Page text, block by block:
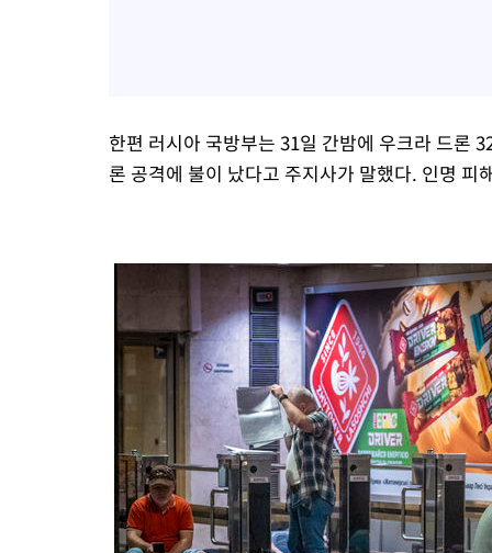
한편 러시아 국방부는 31일 간밤에 우크라 드론
론 공격에 불이 났다고 주지사가 말했다. 인명 피